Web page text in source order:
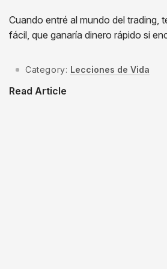
Cuando entré al mundo del trading,
fácil, que ganaría dinero rápido si
Category: Lecciones de Vida
Read Article